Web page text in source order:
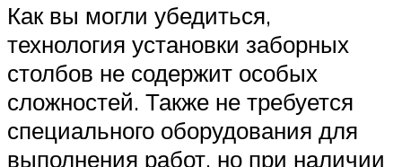
Как вы могли убедиться,
технология установки заборных
столбов не содержит особых
сложностей. Также не требуется
специального оборудования для
выполнения работ, но при наличии